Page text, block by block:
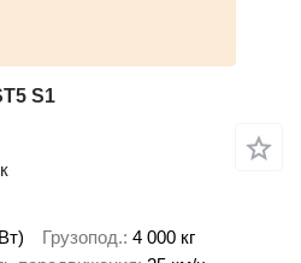
S1
Грузопод. 4 000 кг